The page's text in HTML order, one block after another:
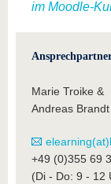
im Moodle-
Marie Troike &
Andreas Brandt
+49 (0)355 69
(Di - Do: 9 - 12